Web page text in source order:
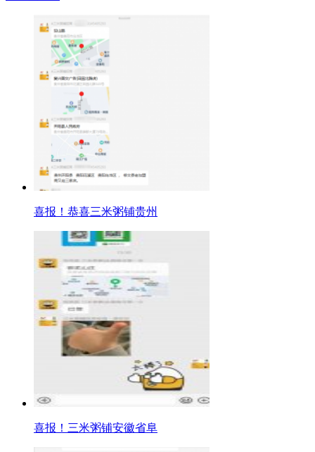
喜报！恭喜三米粥铺贵州
喜报！三米粥铺安徽省阜